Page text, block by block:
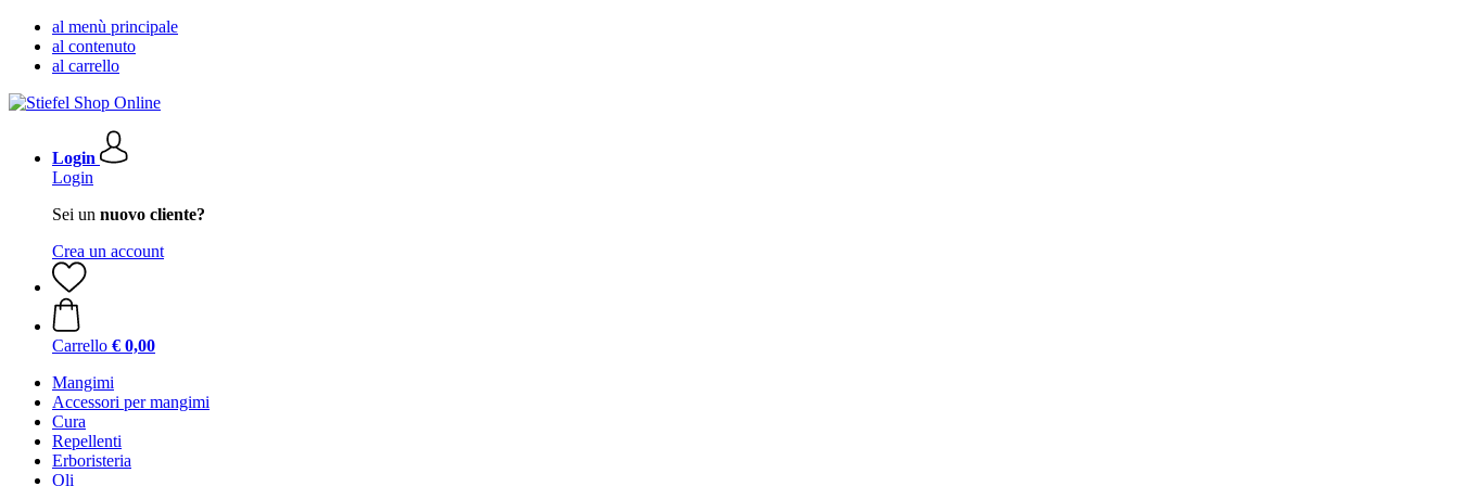
al menù principale
al contenuto
al carrello
Login
Login
Sei un nuovo cliente?
Crea un account
Carrello € 0,00
Mangimi
Accessori per mangimi
Cura
Repellenti
Erboristeria
Oli